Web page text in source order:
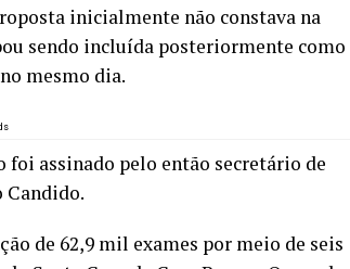
inicialmente não constava na
sendo incluída posteriormente como
mesmo dia.
foi assinado pelo então secretário de
Candido.
de 62,9 mil exames por meio de seis